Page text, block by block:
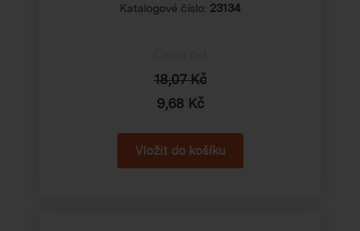
Katalogové číslo: 23134
18,07 Kč
9,68 Kč